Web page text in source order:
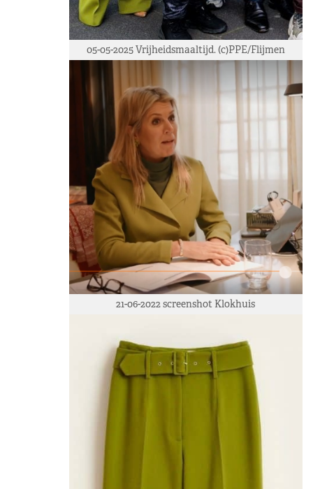
05-05-2025 Vrijheidsmaaltijd. (c)PPE/Flijmen
21-06-2022 screenshot Klokhuis